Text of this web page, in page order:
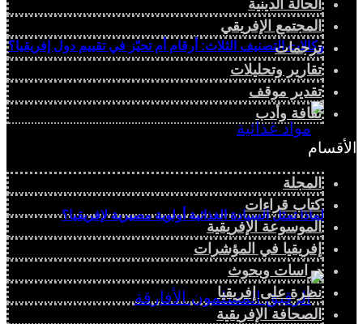
وكالات التصنيف الثلاث: أرقام أم تحيّز في تقييم دول إفريقيا؟
لماذا تمثل السيادة الغذائية أولوية مصيرية لإفريقيا؟
الحالة الدينية
المجتمع الإفريقي
ترجمات
تقارير وتحليلات
تقدير موقف
ثقافة وأدب
الأقسام
المجلة
كتاب قراءات
الموسوعة الإفريقية
إفريقيا في المؤشرات
دراسات وبحوث
نظرة على إفريقيا
الصحافة الإفريقية